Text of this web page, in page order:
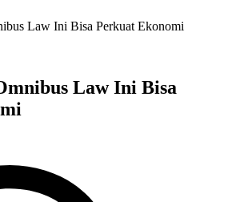
Law Ini Bisa Perkuat Ekonomi
Law Ini Bisa